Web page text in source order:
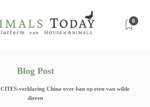
0
Blog Post
CITES-verklaring China over ban op eten van wilde
dieren